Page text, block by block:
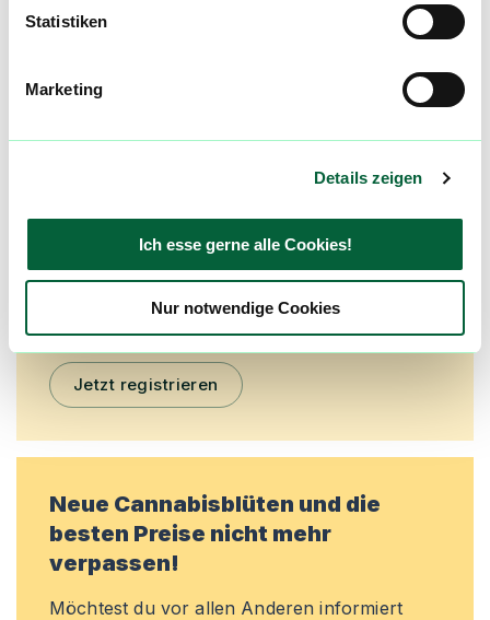
Statistiken
Marketing
Details zeigen
Ich esse gerne alle Cookies!
Nur notwendige Cookies
Mach mit in der flowzz.com
Alle wichtigen Daten und Fakten - täglich
machen. Melde dich an, um dir deine
Lieblingsblüten zu merken, rechtzeitig über
Preisreduktionen informiert zu werden und
exklusive Angebote zu erhalten!
Jetzt registrieren
Neue Cannabisblüten und die
besten Preise nicht mehr
verpassen!
Möchtest du vor allen Anderen informiert